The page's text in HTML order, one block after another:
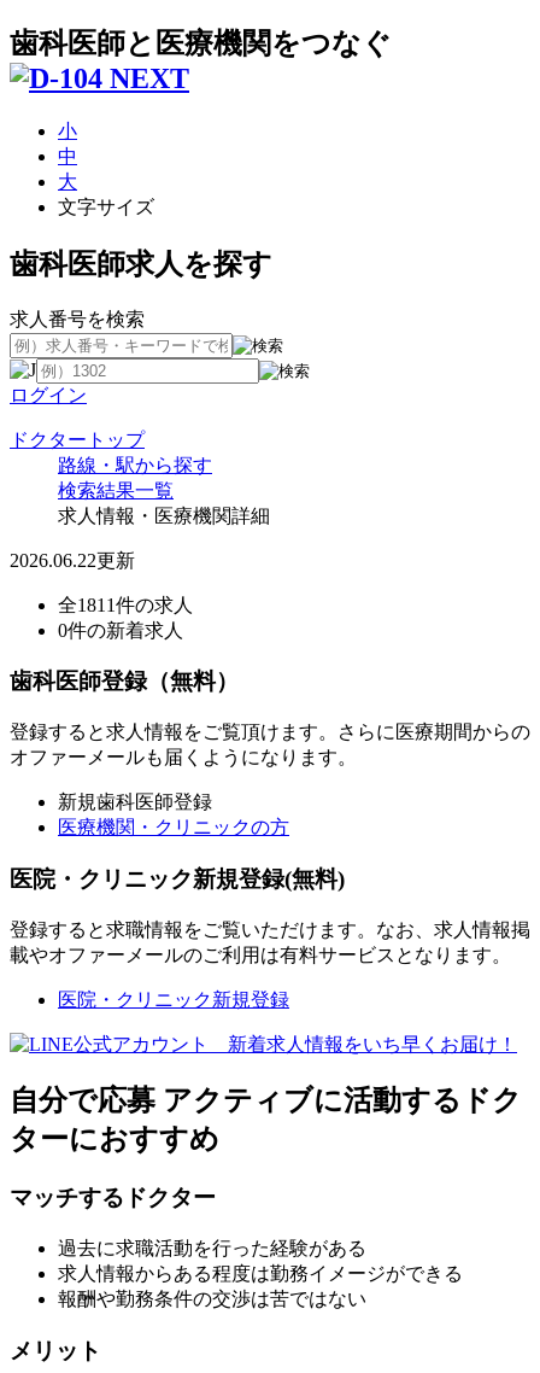
歯科医師と医療機関をつなぐ
小
中
大
文字サイズ
歯科医師求人を探す
求人番号を検索
ログイン
ドクタートップ
路線・駅から探す
検索結果一覧
求人情報・医療機関詳細
2026.06.22更新
全1811件の求人
0件の新着求人
歯科医師登録（無料）
登録すると求人情報をご覧頂けます。さらに医療期間からの
オファーメールも届くようになります。
新規歯科医師登録
医療機関・クリニックの方
医院・クリニック新規登録(無料)
登録すると求職情報をご覧いただけます。なお、求人情報掲
載やオファーメールのご利用は有料サービスとなります。
医院・クリニック新規登録
自分で応募 アクティブに活動するドク
ターにおすすめ
マッチするドクター
過去に求職活動を行った経験がある
求人情報からある程度は勤務イメージができる
報酬や勤務条件の交渉は苦ではない
メリット